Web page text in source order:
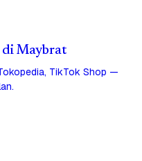
di Maybrat
TikTok Shop —